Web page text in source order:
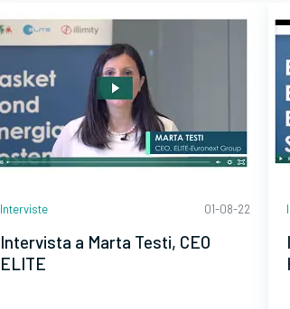
Interviste 01-08-22
Intervista a Marta Testi, CEO
ELITE